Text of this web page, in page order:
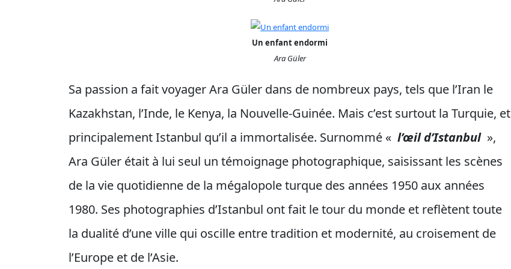
Un enfant endormi
Ara Güler
Sa passion a fait voyager Ara Güler dans de nombreux pays, tels que l’Iran le
Kazakhstan, l’Inde, le Kenya, la Nouvelle-Guinée. Mais c’est surtout la Turquie, et
principalement Istanbul qu’il a immortalisée. Surnommé « l’œil d’Istanbul »,
Ara Güler était à lui seul un témoignage photographique, saisissant les scènes
de la vie quotidienne de la mégalopole turque des années 1950 aux années
1980. Ses photographies d’Istanbul ont fait le tour du monde et reflètent toute
la dualité d’une ville qui oscille entre tradition et modernité, au croisement de
l’Europe et de l’Asie.